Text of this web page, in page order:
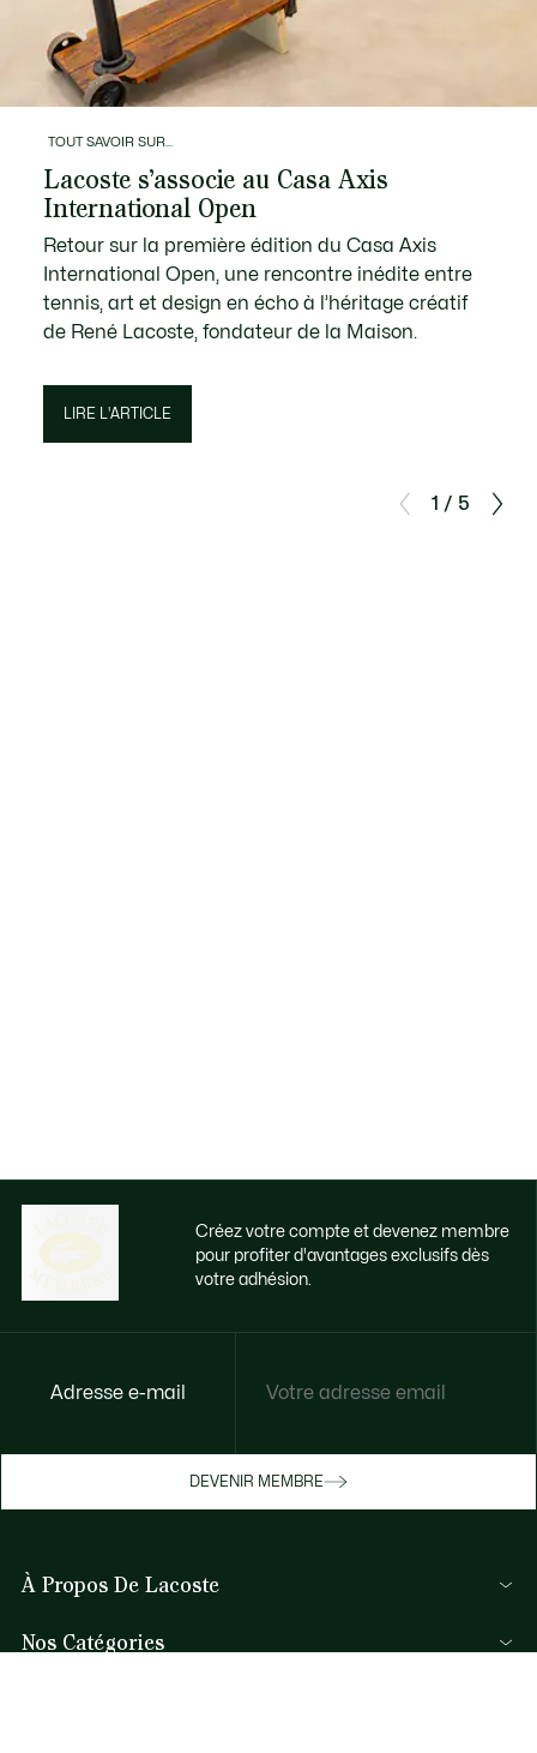
1 / 5
TOUT SAVOIR SUR...
Lacoste s’associe au Casa Axis
International Open
Retour sur la première édition du Casa Axis
International Open, une rencontre inédite entre
tennis, art et design en écho à l’héritage créatif
de René Lacoste, fondateur de la Maison.
LIRE L'ARTICLE
Créez votre compte et devenez membre
pour profiter d'avantages exclusifs dès
votre adhésion.
Adresse e-mail
DEVENIR MEMBRE
À Propos De Lacoste
Nos Catégories
Accédez à des avantages exclusifs dès
Devenez membre ou connectez-vous pour
bénéficier de cadeaux membres au fil de